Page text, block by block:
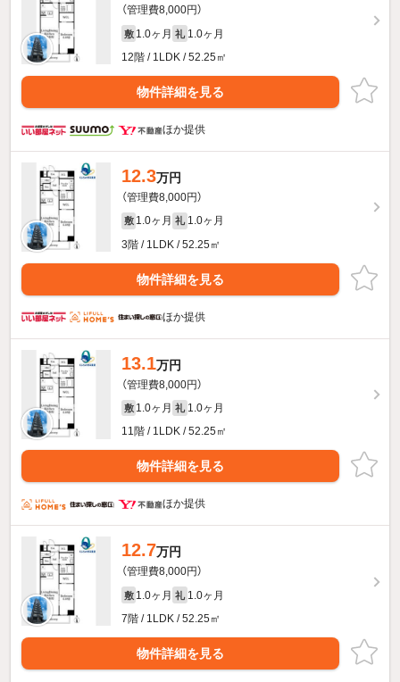
（管理費8,000円）
敷 1.0ヶ月 礼 1.0ヶ月
12階 / 1LDK / 52.25㎡
物件詳細を見る
ほか提供
12.3万円
（管理費8,000円）
敷 1.0ヶ月 礼 1.0ヶ月
3階 / 1LDK / 52.25㎡
物件詳細を見る
ほか提供
13.1万円
（管理費8,000円）
敷 1.0ヶ月 礼 1.0ヶ月
11階 / 1LDK / 52.25㎡
物件詳細を見る
ほか提供
12.7万円
（管理費8,000円）
敷 1.0ヶ月 礼 1.0ヶ月
7階 / 1LDK / 52.25㎡
物件詳細を見る